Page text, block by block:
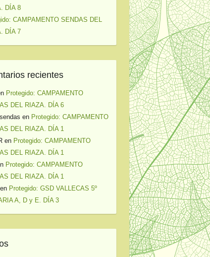
DÍA 8
CAMPAMENTO SENDAS DEL
DÍA 7
recientes
Protegido: CAMPAMENTO
DEL RIAZA. DÍA 6
en Protegido: CAMPAMENTO
DEL RIAZA. DÍA 1
en Protegido: CAMPAMENTO
DEL RIAZA. DÍA 1
Protegido: CAMPAMENTO
DEL RIAZA. DÍA 1
Protegido: GSD VALLECAS 5º
A, D y E. DÍA 3